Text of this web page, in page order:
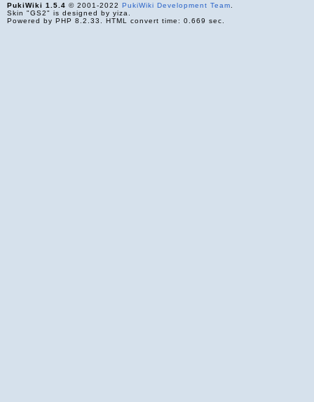
PukiWiki 1.5.4 © 2001-2022 PukiWiki Development Team
Skin "GS2" is designed by yiza.
Powered by PHP 8.2.33. HTML convert time: 0.669 sec.